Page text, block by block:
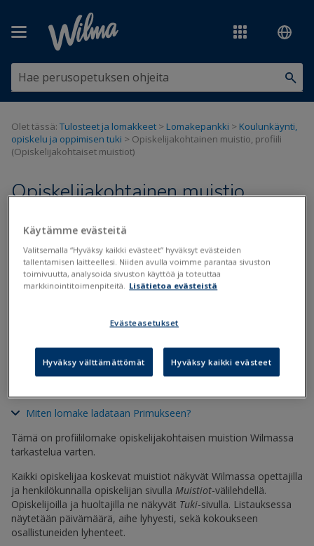
Olet tässä: Tulosteet ja lomakkeet > Lomakepankki > Koulunkäynti,
opiskelu ja oppimisen tuki > Opiskelijakohtainen muistio, profiili
(Opiskelijakohtaiset muistiot)
Opiskelijakohtainen muistio,
muistiot)
Päivitetty viimeksi: 3.6.2020
Opiskelijakohtainen-muistio-profiili.lom
Miten lomake ladataan Primukseen?
Tämä on profiililomake opiskelijakohtaisen muistion Wilmassa
tarkastelua varten.
Kaikki opiskelijaa koskevat muistiot näkyvät Wilmassa opettajilla
ja henkilökunnalla opiskelijan sivulla Muistiot-välilehdellä.
Opiskelijoilla ja huoltajilla ne näkyvät Tuki-sivulla. Listauksessa
näytetään päivämäärä, aihe lyhyesti, sekä kokoukseen
osallistuneiden lyhenteet.
Käytämme evästeitä
Valitsemalla “Hyväksy kaikki evästeet” hyväksyt evästeiden
tallentamisen laitteellesi. Niiden avulla voimme parantaa sivuston
toimivuutta, analysoida sivuston käyttöä ja toteuttaa
markkinointitoimenpiteitä. Lisätietoa evästeistä
Evästeasetukset
Hyväksy välttämättömät Hyväksy kaikki evästeet